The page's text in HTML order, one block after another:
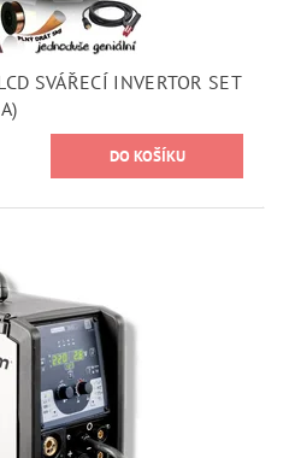
SVÁŘECÍ INVERTOR SET